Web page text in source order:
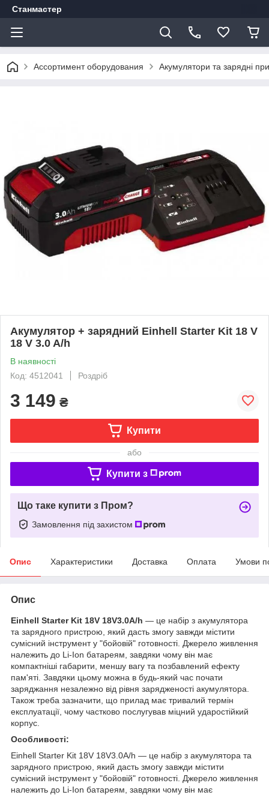
Станмастер
Ассортимент оборудования Акумулятори та зарядні
Акумулятор + зарядний Einhell Starter Kit 18 V
18 V 3.0 A/h
В наявності
Код: 4512041
Роздріб
3 149 ₴
Купити
або
Купити з
Що таке купити з Пром?
Замовлення під захистом
Опис Характеристики Доставка Оплата Умови
Опис
Einhell Starter Kit 18V 18V3.0A/h — це набір з акумулятора
та зарядного пристрою, який дасть змогу завжди містити
сумісний інструмент у "бойовій" готовності. Джерело живлення
належить до Li-Ion батареям, завдяки чому він має
компактніші габарити, меншу вагу та позбавлений ефекту
пам'яті. Завдяки цьому можна в будь-який час почати
заряджання незалежно від рівня зарядженості акумулятора.
Також треба зазначити, що прилад має тривалий термін
експлуатації, чому частково послугував міцний ударостійкий
корпус.
Особливості:
Einhell Starter Kit 18V 18V3.0A/h — це набір з акумулятора та
зарядного пристрою, який дасть змогу завжди містити
сумісний інструмент у "бойовій" готовності. Джерело живлення
належить до Li-Ion батареям, завдяки чому він має